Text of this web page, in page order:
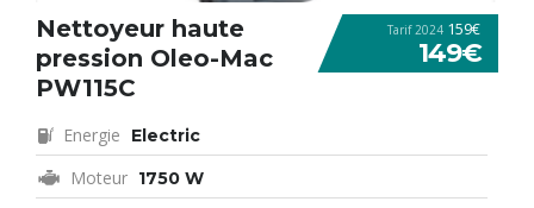
Tarif 2024 159€
149€
Nettoyeur haute
pression Oleo-Mac
PW115C
Energie Electric
Moteur 1750 W